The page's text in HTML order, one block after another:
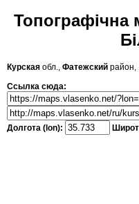
Топографічна
Курская обл., Фатежский район,
Ссылка сюда:
Долгота (lon):